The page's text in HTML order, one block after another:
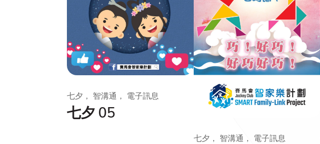
七夕 05
七夕， 智溝通， 電子訊息
七夕， 智溝通， 電子訊息